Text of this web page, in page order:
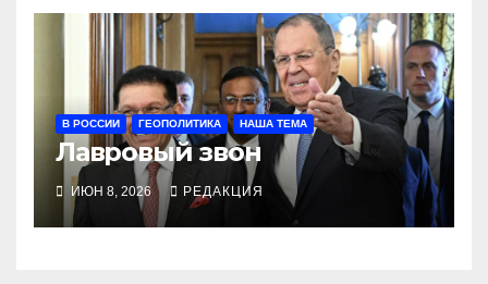
В РОССИИ ГЕОПОЛИТИКА НАША ТЕМА
Лавровый звон
ИЮН 8, 2026 РЕДАКЦИЯ